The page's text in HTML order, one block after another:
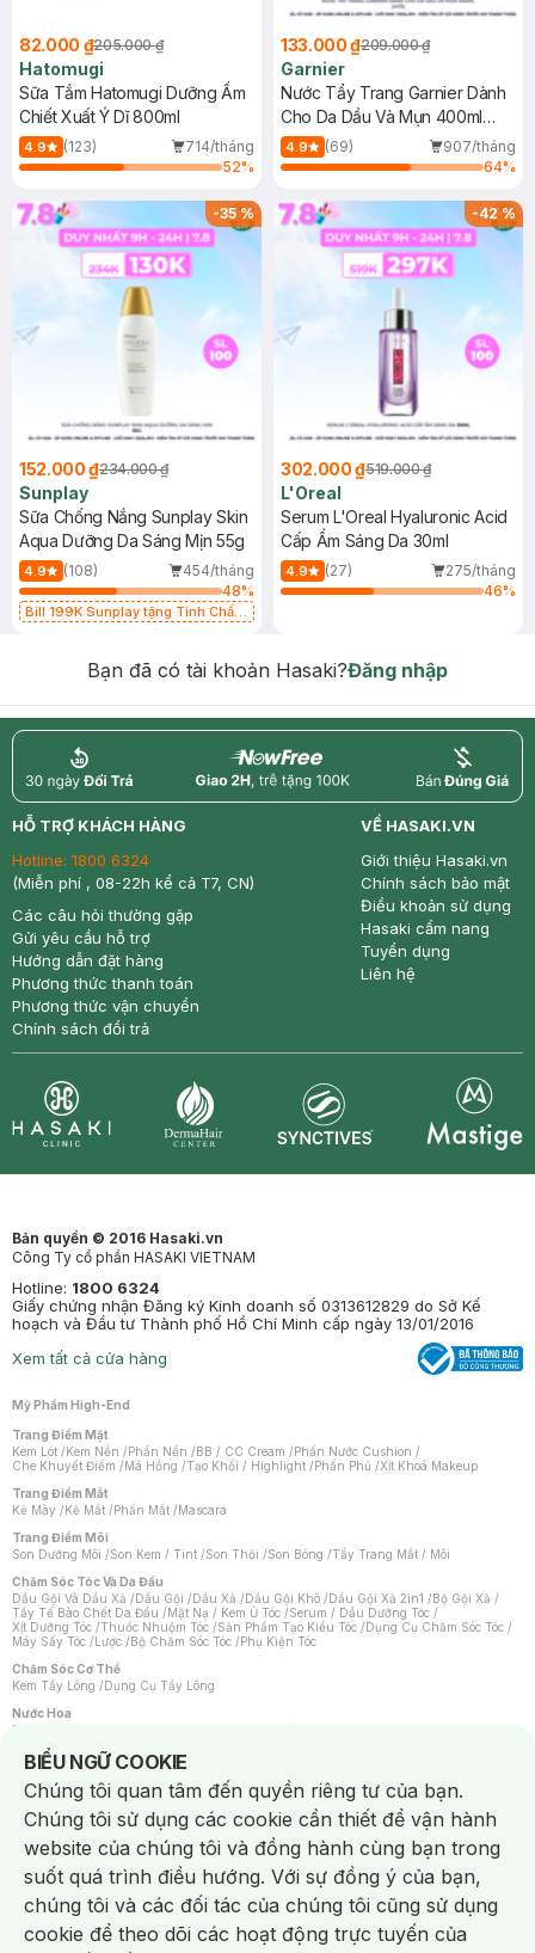
82.000 ₫205.000 ₫
Hatomugi
Sữa Tắm Hatomugi Dưỡng Ẩm
Chiết Xuất Ý Dĩ 800ml
4.9 (123)
714/tháng
52%
133.000 ₫209.000 ₫
Garnier
Nước Tẩy Trang Garnier Dành
Cho Da Dầu Và Mụn 400ml
(Mới)
4.9 (69)
907/tháng
64%
-35%
152.000 ₫234.000 ₫
Sunplay
Sữa Chống Nắng Sunplay Skin
Aqua Dưỡng Da Sáng Mịn 55g
4.9 (108)
454/tháng
48%
Bill 199K Sunplay tặng Tinh Chất
-42%
302.000 ₫519.000 ₫
L'Oreal
Serum L'Oreal Hyaluronic Acid
Cấp Ẩm Sáng Da 30ml
4.9 (27)
275/tháng
46%
Bạn đã có tài khoản Hasaki?Đăng nhập
return nowfree price
HỖ TRỢ KHÁCH HÀNG
Hotline: 1800 6324
(Miễn phí , 08-22h kể cả T7, CN)
Các câu hỏi thường gặp
Gửi yêu cầu hỗ trợ
Hướng dẫn đặt hàng
Phương thức thanh toán
Phương thức vận chuyển
Chính sách đổi trả
VỀ HASAKI.VN
Giới thiệu Hasaki.vn
Chính sách bảo mật
Điều khoản sử dụng
Hasaki cẩm nang
Tuyển dụng
Liên hệ
Bản quyền © 2016 Hasaki.vn
Công Ty cổ phần HASAKI VIETNAM
Hotline: 1800 6324
Giấy chứng nhận Đăng ký Kinh doanh số 0313612829 do Sở Kế
hoạch và Đầu tư Thành phố Hồ Chí Minh cấp ngày 13/01/2016
Xem tất cả cửa hàng
Mỹ Phẩm High-End
Trang Điểm Mặt
Kem Lót /Kem Nền /Phấn Nền /BB / CC Cream /Phấn Nước Cushion /
Che Khuyết Điểm /Má Hồng /Tạo Khối / Highlight /Phấn Phủ /Xịt Khoá Makeup
Trang Điểm Mắt
Kẻ Mày /Kẻ Mắt /Phấn Mắt /Mascara
Trang Điểm Môi
Son Dưỡng Môi /Son Kem / Tint /Son Thỏi /Son Bóng /Tẩy Trang Mắt / Môi
Chăm Sóc Tóc Và Da Đầu
Dầu Gội Và Dầu Xả /Dầu Gội /Dầu Xả /Dầu Gội Khô /Dầu Gội Xả 2in1 /Bộ Gội Xả /
Tẩy Tế Bào Chết Da Đầu /Mặt Nạ / Kem Ủ Tóc /Serum / Dầu Dưỡng Tóc /
Xịt Dưỡng Tóc /Thuốc Nhuộm Tóc /Sản Phẩm Tạo Kiểu Tóc /Dụng Cụ Chăm Sóc Tóc /
Máy Sấy Tóc /Lược /Bộ Chăm Sóc Tóc /Phụ Kiện Tóc
Chăm Sóc Cơ Thể
Kem Tẩy Lông /Dụng Cụ Tẩy Lông
Nước Hoa
Nước Hoa Nữ
Chăm Sóc Cá Nhân
Chống Muỗi /Khẩu Trang /Máy Massage/Mặt Nạ Xông Hơi /Nước Rửa Tay/
Sản Phẩm Chăm Sóc Khác /Bàn Chải Đánh Răng /Bàn Chải Điện/
Hỗ Trợ Trắng Răng/Kem Đánh Răng /Máy Tăm Nước/ Nước Súc Miệng/
Tăm / Chỉ Nha Khoa/ Xịt Thơm Miệng / Dung Dịch Vệ Sinh/Dưỡng Vùng Kín/
Khăn Ướt Vệ Sinh Vùng Kín/Băng Vệ Sinh/Tampon/Bọt Cạo Râu /Dao Cạo Râu/
Máy Cạo Râu
Vấn Đề Về Da
Da Dầu / Lỗ Chân Lông To/ Da Khô / Mất Nước/ Da Lão Hóa/ Da Mụn/
Da Nhạy Cảm / Kích Ứng
Da Xỉn Màu Thâm / Nám / Tàn Nhang
Quầng Thâm & Bọng Mắt /Sẹo /Viêm Da Cơ Địa
BIỂU NGỮ COOKIE
Notice about cookies usage
Chúng tôi quan tâm đến quyền riêng tư của bạn.
Chúng tôi sử dụng các cookie cần thiết để vận hành
website của chúng tôi và đồng hành cùng bạn trong
suốt quá trình điều hướng. Với sự đồng ý của bạn,
chúng tôi và các đối tác của chúng tôi cũng sử dụng
cookie để theo dõi các hoạt động trực tuyến của